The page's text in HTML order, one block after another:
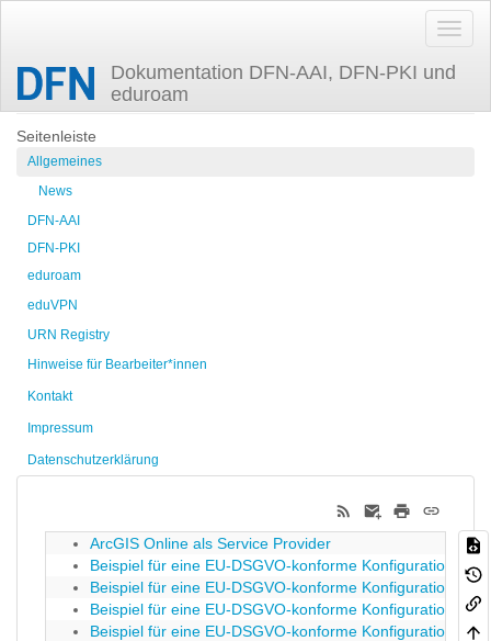
Dokumentation DFN-AAI, DFN-PKI und
eduroam
Zuletzt angesehen tag-idp4
Seitenleiste
Allgemeines
News
DFN-AAI
DFN-PKI
eduroam
eduVPN
URN Registry
Hinweise für Bearbeiter*innen
Kontakt
Impressum
Datenschutzerklärung
ArcGIS Online als Service Provider
Beispiel für eine EU-DSGVO-konforme Konfiguration des
Beispiel für eine EU-DSGVO-konforme Konfiguration
Beispiel für eine EU-DSGVO-konforme Konfiguration
Beispiel für eine EU-DSGVO-konforme Konfiguration